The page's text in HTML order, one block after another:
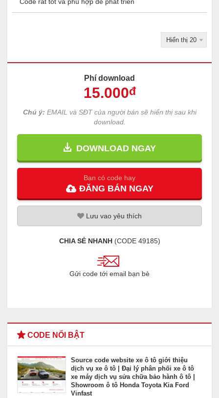
Phí download
15.000đ
Chú ý: EMAIL và SĐT của người bán sẽ hiển thị sau khi
download.
DOWNLOAD NGAY
Bạn có code hay
ĐĂNG BÁN NGAY
Lưu vao yêu thích
CHIA SẺ NHANH(CODE 49185)
Gửi code tới email bạn bè
CODE NỔI BẬT
Source code website xe ô tô giới thiệu
dịch vụ xe ô tô | Đại lý phân phối xe ô tô
xe máy dịch vụ sửa chữa bảo hành ô tô |
Showroom ô tô Honda Toyota Kia Ford
Vinfast